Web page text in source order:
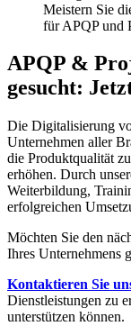
Meistern Sie
für APQP und
APQP &
gesucht:
Die Digitalisierung
Unternehmen aller
die Produktqualität
erhöhen. Durch
Weiterbildung,
erfolgreichen
Möchten Sie den
Ihres Unternehmens
Kontaktieren Sie
Dienstleistungen zu
unterstützen können.